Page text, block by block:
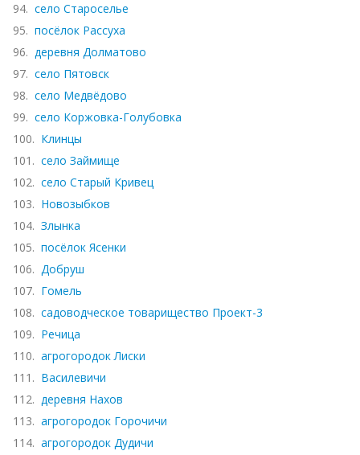
94. село Староселье
95. посёлок Рассуха
96. деревня Долматово
97. село Пятовск
98. село Медвёдово
99. село Коржовка-Голубовка
100. Клинцы
101. село Займище
102. село Старый Кривец
103. Новозыбков
104. Злынка
105. посёлок Ясенки
106. Добруш
107. Гомель
108. садоводческое товарищество Проект-3
109. Речица
110. агрогородок Лиски
111. Василевичи
112. деревня Нахов
113. агрогородок Горочичи
114. агрогородок Дудичи